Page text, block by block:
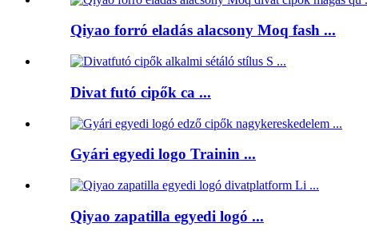
Qiyao forró eladás alacsony Moq fash ...
Divat futó cipők ca ...
Gyári egyedi logo Trainin ...
Qiyao zapatilla egyedi logó ...